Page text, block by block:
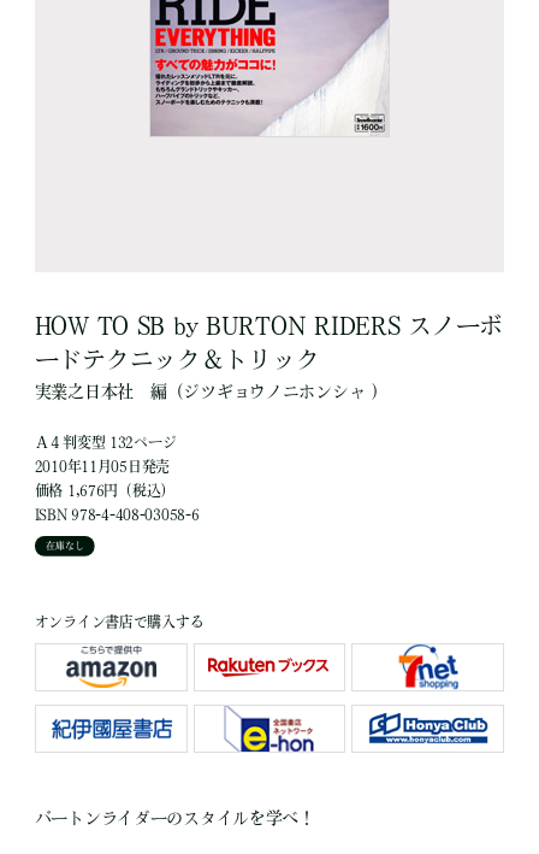
HOW TO SB by BURTON RIDERS スノーボ
ードテクニック＆トリック
実業之日本社 編（ジツギョウノニホンシャ ）
Ａ４判変型 132ページ
2010年11月05日発売
価格 1,676円（税込）
ISBN 978-4-408-03058-6
在庫なし
オンライン書店で購入する
バートンライダーのスタイルを学べ！